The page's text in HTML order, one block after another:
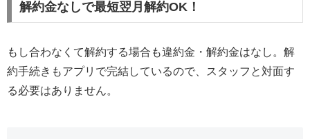
解約金なしで最短翌月解約OK！
もし合わなくて解約する場合も違約金・解約金はなし。解
約手続きもアプリで完結しているので、スタッフと対面す
る必要はありません。